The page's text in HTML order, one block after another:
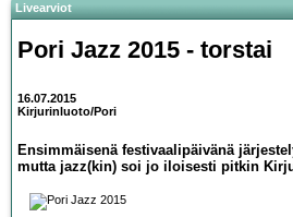
Livearviot
Pori Jazz 2015 - torstai
16.07.2015
Kirjurinluoto/Pori
Ensimmäisenä festivaalipäivänä
mutta jazz(kin) soi jo iloisesti pitkin